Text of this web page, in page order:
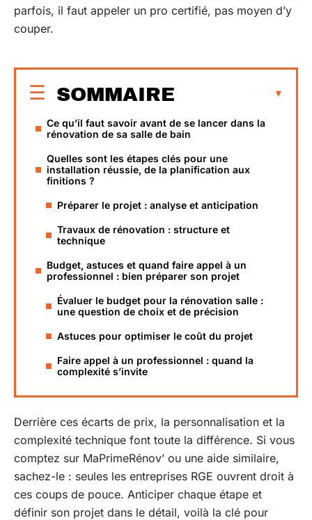
parfois, il faut appeler un pro certifié, pas moyen d’y
couper.
SOMMAIRE
Ce qu’il faut savoir avant de se lancer dans la
rénovation de sa salle de bain
Quelles sont les étapes clés pour une
installation réussie, de la planification aux
finitions ?
Préparer le projet : analyse et anticipation
Travaux de rénovation : structure et
technique
Budget, astuces et quand faire appel à un
professionnel : bien préparer son projet
Évaluer le budget pour la rénovation salle :
une question de choix et de précision
Astuces pour optimiser le coût du projet
Faire appel à un professionnel : quand la
complexité s’invite
Derrière ces écarts de prix, la personnalisation et la
complexité technique font toute la différence. Si vous
comptez sur MaPrimeRénov’ ou une aide similaire,
sachez-le : seules les entreprises RGE ouvrent droit à
ces coups de pouce. Anticiper chaque étape et
définir son projet dans le détail, voilà la clé pour